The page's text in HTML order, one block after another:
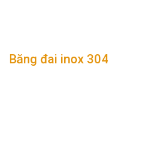
Băng đai inox 304